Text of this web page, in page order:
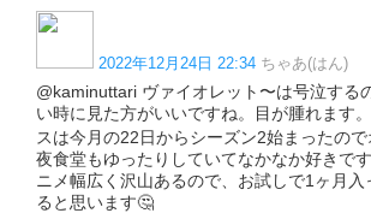
2022年12月24日 22:34 ちゃあ(はん)
@kaminuttari ヴァイオレット〜は号泣する
い時に見た方がいいですね。目が腫れます
スは今月の22日からシーズン2始まったので
夜食堂もゆったりしていてなかなか好きで
ニメ幅広く沢山あるので、お試しで1ヶ月入
ると思います🤔